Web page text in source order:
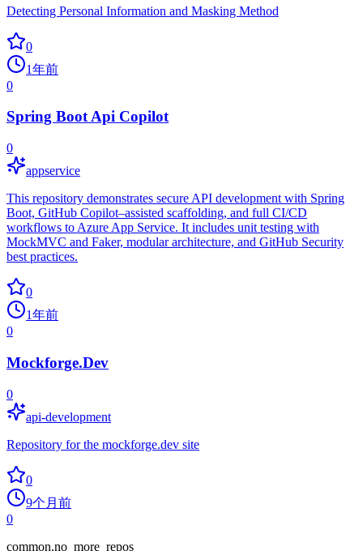
Detecting Personal Information and Masking Method
0
1年前
0
Spring Boot Api Copilot
0
appservice
This repository demonstrates secure API development with Spring
Boot, GitHub Copilot–assisted scaffolding, and full CI/CD
workflows to Azure App Service. It includes unit testing with
MockMVC and Faker, modular architecture, and GitHub Security
best practices.
0
1年前
0
Mockforge.Dev
0
api-development
Repository for the mockforge.dev site
0
9个月前
0
common.no_more_repos